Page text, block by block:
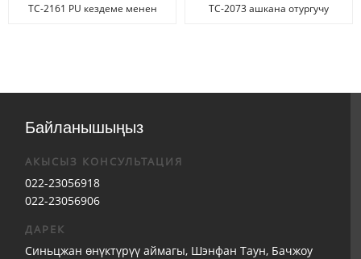
TC-2161 PU кездеме менен
TC-2073 ашкана отургучу
Байланышыңыз
АКЫСЫЗ КОНСУЛЬТАЦИЯ
022-23056918
022-23056906
ДАРЕК
Синьцжан өнүктүрүү аймагы, Шэнфан Таун, Бачжоу